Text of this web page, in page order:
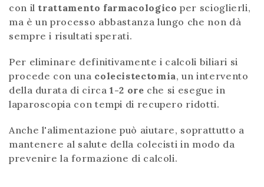
con il trattamento farmacologico per scioglierli,
ma è un processo abbastanza lungo che non dà
sempre i risultati sperati.
Per eliminare definitivamente i calcoli biliari si
procede con una colecistectomia, un intervento
della durata di circa1-2 ore che si esegue in
laparoscopia con tempi di recupero ridotti.
Anche l'alimentazione può aiutare, soprattutto a
mantenere al salute della colecisti in modo da
prevenire la formazione di calcoli.